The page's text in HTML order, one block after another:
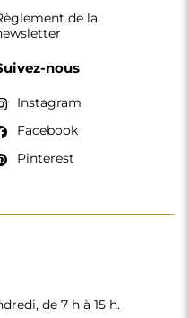
de 7 h à 15 h.
de la
nous
Instagram
Facebook
Pinterest